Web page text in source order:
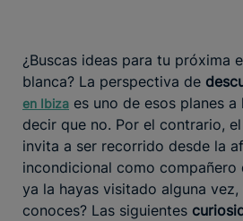
¿Buscas ideas para tu próxima
blanca? La perspectiva de
en Ibiza es uno de esos planes
decir que no. Por el contrario,
invita a ser recorrido desde la
incondicional como compañero
ya la hayas visitado alguna
conoces? Las siguientes